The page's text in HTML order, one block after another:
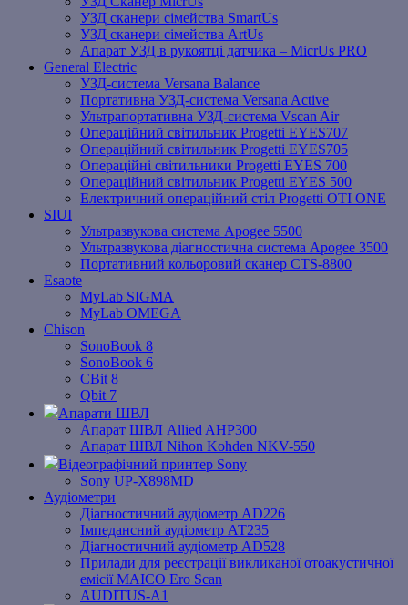
УЗД сканери сімейства SmartUs
УЗД сканери сімейства ArtUs
Апарат УЗД в рукоятці датчика – MicrUs PRO
General Electric
УЗД-система Versana Balance
Портативна УЗД-система Versana Active
Ультрапортативна УЗД-система Vscan Air
Операційний світильник Progetti EYES707
Операційний світильник Progetti EYES705
Операційні світильники Progetti EYES 700
Операційний світильник Progetti EYES 500
Електричний операційний стіл Progetti OTI ONE
SIUI
Ультразвукова система Apogee 5500
Ультразвукова діагностична система Apogee 3500
Портативний кольоровий сканер CTS-8800
Esaote
MyLab SIGMA
MyLab OMEGA
Chison
SonoBook 8
SonoBook 6
СBit 8
Qbit 7
Апарати ШВЛ
Апарат ШВЛ Allied AHP300
Апарат ШВЛ Nihon Kohden NKV-550
Відеографічний принтер Sony
Sony UP-X898MD
Аудіометри
Діагностичний аудіометр AD226
Імпедансний аудіометр АТ235
Діагностичний аудіометр AD528
Прилади для реєстрації викликаної отоакустичної
емісії MAICO Ero Scan
AUDITUS-A1